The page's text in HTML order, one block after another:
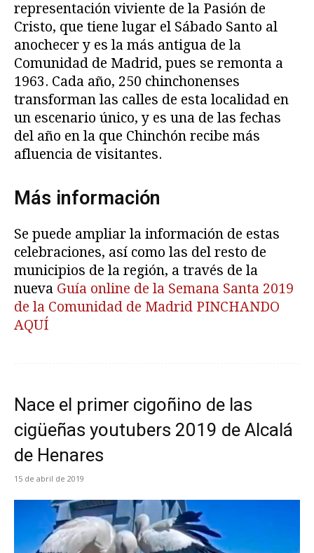
representación viviente de la Pasión de
Cristo, que tiene lugar el Sábado Santo al
anochecer y es la más antigua de la
Comunidad de Madrid, pues se remonta a
1963. Cada año, 250 chinchonenses
transforman las calles de esta localidad en
un escenario único, y es una de las fechas
del año en la que Chinchón recibe más
afluencia de visitantes.
Más información
Se puede ampliar la información de estas
celebraciones, así como las del resto de
municipios de la región, a través de la
nueva Guía online de la Semana Santa 2019
de la Comunidad de Madrid PINCHANDO
AQUÍ
Nace el primer cigoñino de las
cigüeñas youtubers 2019 de Alcalá
de Henares
15 de abril de 2019